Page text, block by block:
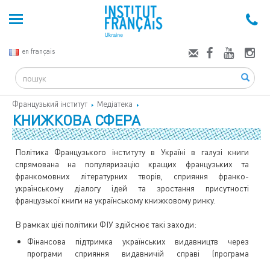
en français
Search
Французький інститут Медіатека
КНИЖКОВА СФЕРА
Політика Французького інституту в Україні в галузі книги
спрямована на популяризацію кращих французьких та
франкомовних літературних творів, сприяння франко-
українському діалогу ідей та зростання присутності
французької книги на українському книжковому ринку.
В рамках цієї політики ФІУ здійснює такі заходи:
Фінансова підтримка українських видавництв через
програми сприяння видавничій справі (програма